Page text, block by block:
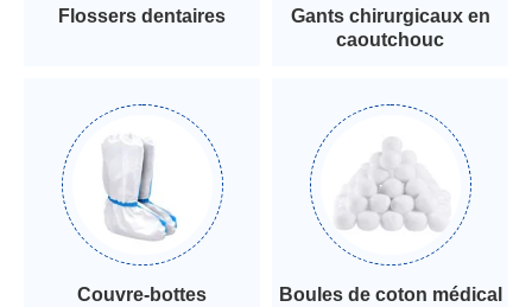
Flossers dentaires
Gants chirurgicaux en
caoutchouc
Couvre-bottes
Boules de coton médical